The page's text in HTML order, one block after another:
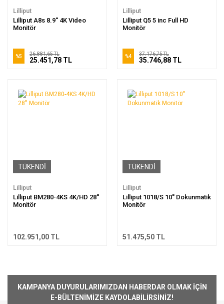
Lilliput
Lilliput A8s 8.9'' 4K Video
Monitör
%5 26.881,65 TL
25.451,78 TL
Lilliput
Lilliput Q5 5 inc Full HD
Monitör
%4 37.176,75 TL
35.746,88 TL
TÜKENDİ
Lilliput
Lilliput BM280-4KS 4K/HD 28''
Monitör
102.951,00 TL
TÜKENDİ
Lilliput
Lilliput 1018/S 10'' Dokunmatik
Monitör
51.475,50 TL
KAMPANYA DUYURULARIMIZDAN HABERDAR OLMAK İÇİN
E-BÜLTENİMİZE KAYDOLABİLİRSİNİZ!